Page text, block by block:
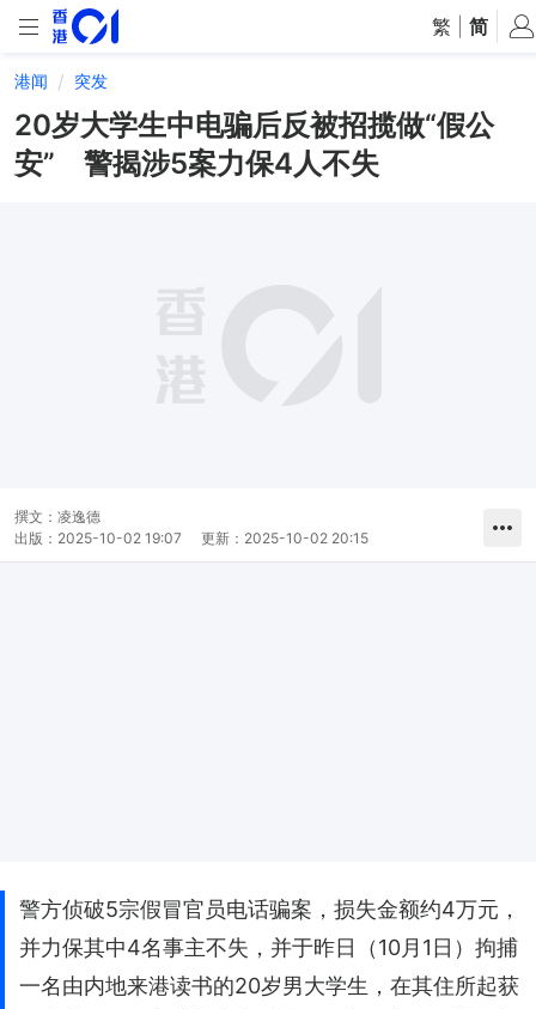
繁 简
港闻 突发
20岁大学生中电骗后反被招揽做“假公
安” 警揭涉5案力保4人不失
撰文： 凌逸德
出版： 2025-10-02 19:07 更新： 2025-10-02 20:15
警方侦破5宗假冒官员电话骗案，损失金额约4万元，
并力保其中4名事主不失，并于昨日（10月1日）拘捕
一名由内地来港读书的20岁男大学生，在其住所起获